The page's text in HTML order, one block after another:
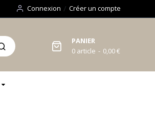
Connexion Créer un compte
PANIER
0 article 0,00 €